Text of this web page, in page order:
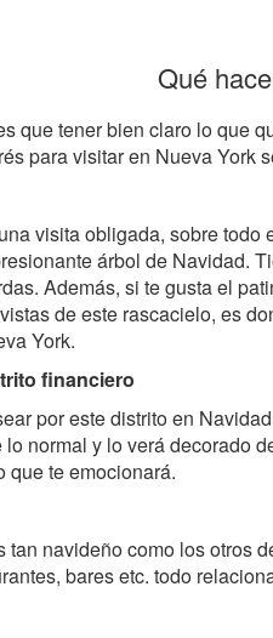
Qué
que tener bien claro lo que
para visitar en Nueva York
visita obligada, sobre todo
árbol de Navidad.
Además, si te gusta el
de este rascacielo, es
York.
financiero
por este distrito en
lo normal y lo verá decorado
que te emocionará.
navideño como los otros
bares etc. todo